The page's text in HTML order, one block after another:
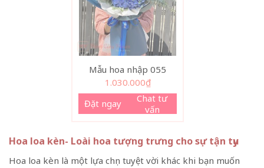
Mẫu hoa nhập 055
1.030.000₫
Đặt ngay
Chat tư
vấn
Hoa loa kèn- Loài hoa tượng trưng cho sự tận tụy
Hoa loa kèn là một lựa chọn tuyệt vời khác khi bạn muốn